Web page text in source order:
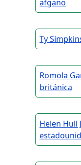
afgano
Ty
Romola
británica
Helen Hull